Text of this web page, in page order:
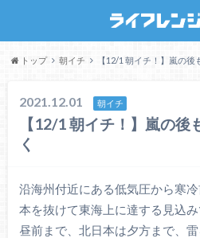
トップ 朝イチ 【12/1 朝イチ！】嵐の後
2021.12.01 朝イチ
【12/1 朝イチ！】嵐の
く
沿海州付近にある低気圧から寒
本を抜けて東海上に達する見込
昼前まで、北日本は夕方まで、